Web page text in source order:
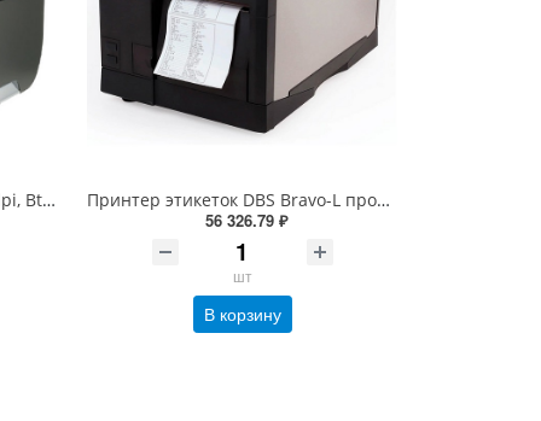
Honeywell HWH PX940, TT, 300dpi, Bt, верификатор, Eth, вн. намотчик, отделитель, датчик наличия этикетки, RTC (PX940V30100060300)
Принтер этикеток DBS Bravo-L промышленный (термотрансферный, 203dpi, 152мм/сек)
56 326.79 ₽
шт
В корзину